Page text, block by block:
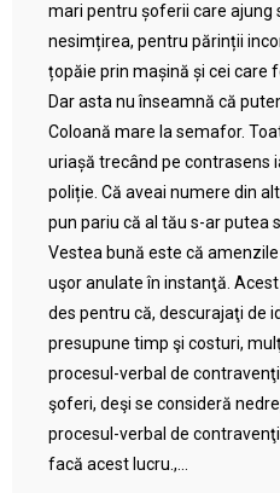
mari pentru șoferii care ajung
nesimțirea, pentru părinții
țopăie prin mașină și cei care
Dar asta nu înseamnă că
Coloană mare la semafor.
uriașă trecând pe contrasens
poliție. Că aveai numere din
pun pariu că al tău s-ar putea
Vestea bună este că
uşor anulate în instanţă.
des pentru că, descurajaţi de
presupune timp şi costuri,
procesul-verbal de
şoferi, deşi se consideră
procesul-verbal de
facă acest lucru.,...